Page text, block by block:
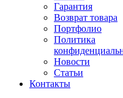
Гарантия
Возврат товара
Портфолио
Политика
Новости
Статьи
Контакты